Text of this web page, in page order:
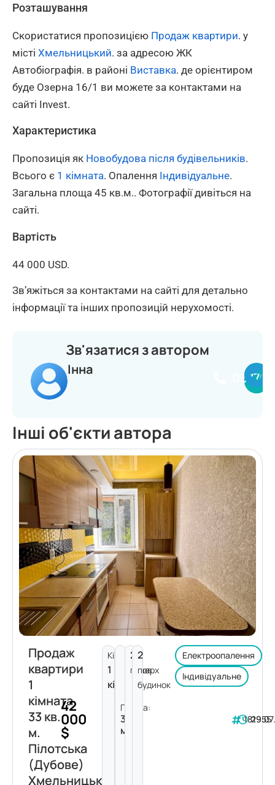
Розташування
Скористатися пропозицією Продаж квартири. у
місті Хмельницький. за адресою ЖК
Автобіографія. в районі Виставка. де орієнтиром
буде Озерна 16/1 ви можете за контактами на
сайті Invest.
Характеристика
Пропозиція як Новобудова після будівельників.
Всього є 1 кімната. Опалення Індивідуальне.
Загальна площа 45 кв.м.. Фотографії дивіться на
сайті.
Вартість
44 000 USD.
Зв’яжіться за контактами на сайті для детально
інформації та інших пропозицій нерухомості.
Зв'язатися з автором
Інна
Інші об'єкти автора
Продаж
квартири
1
кімната
33 кв.
м.
Пілотська
(Дубове)
Хмельницький
42
000
$
Кімнат:
1
кімната
Площа:
33
м²
2
поверх
2
пов.
будинок
Електроопалення
Індивідуальне
181955